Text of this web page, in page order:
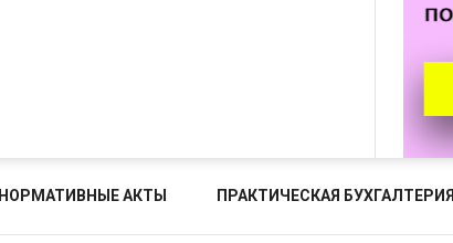
НОРМАТИВНЫЕ АКТЫ ПРАКТИЧЕСКАЯ БУХГАЛТЕРИЯ